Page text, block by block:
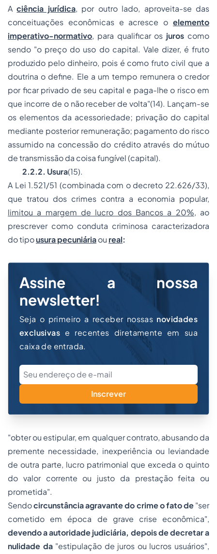
Aciência jurídica, por outro lado, aproveita-se das
conceituações econômicas e acresce o elemento
imperativo-normativo, para qualificar os juros como
sendo "o preço do uso do capital. Vale dizer, é fruto
produzido pelo dinheiro, pois é como fruto civil que a
doutrina o define. Ele a um tempo remunera o credor
por ficar privado de seu capital e paga-lhe o risco em
que incorre de o não receber de volta"(14). Lançam-se
os elementos da acessoriedade; privação do capital
mediante posterior remuneração; pagamento do risco
assumido na concessão do crédito através do mútuo
de transmissão da coisa fungível (capital).
2.2.2. Usura(15).
A Lei 1.521/51 (combinada com o decreto 22.626/33),
que tratou dos crimes contra a economia popular,
limitou a margem de lucro dos Bancos a 20%, ao
prescrever como conduta criminosa caracterizadora
do tipousura pecuniáriaou real:
Assine a nossa
newsletter!
Seja o primeiro a receber nossas novidades
exclusivas e recentes diretamente em sua
caixa de entrada.
Inscrever
"obter ou estipular, em qualquer contrato, abusando da
premente necessidade, inexperiência ou leviandade
de outra parte, lucro patrimonial que exceda o quinto
do valor corrente ou justo da prestação feita ou
prometida".
Sendocircunstância agravante do crime o fato de"ser
cometido em época de grave crise econômica",
devendo a autoridade judiciária, depois de decretar a
nulidade da "estipulação de juros ou lucros usuários",